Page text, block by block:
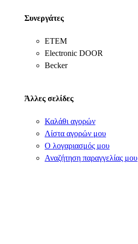
Συνεργάτες
ΕΤΕΜ
Electronic DOOR
Becker
Άλλες σελίδες
Καλάθι αγορών
Λίστα αγορών μου
Ο λογαριασμός μου
Αναζήτηση παραγγελίας μου